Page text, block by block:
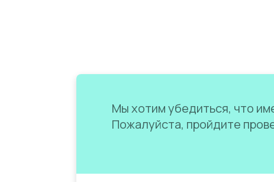
Мы хотим убедиться, что
Пожалуйста, пройдите